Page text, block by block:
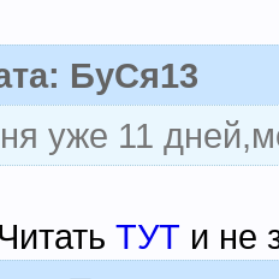
БуСя13
уже 11
ТУТ и не